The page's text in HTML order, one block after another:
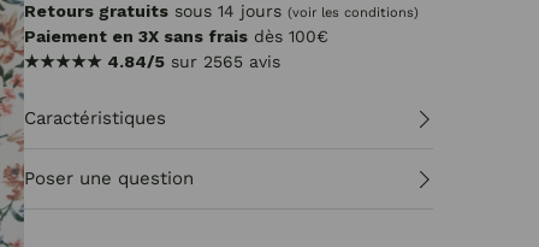
Retours gratuits sous 14 jours (voir les conditions)
Paiement en 3X sans frais dès 100€
★★★★★ 4.84/5 sur 2565 avis
Caractéristiques
Poser une question